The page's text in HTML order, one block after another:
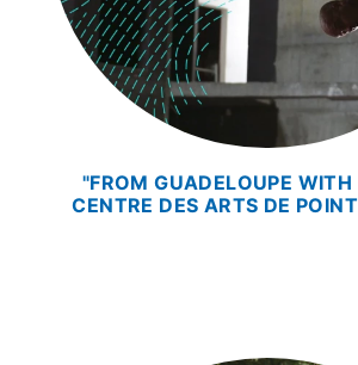
"FROM GUADELOUPE WITH
CENTRE DES ARTS DE